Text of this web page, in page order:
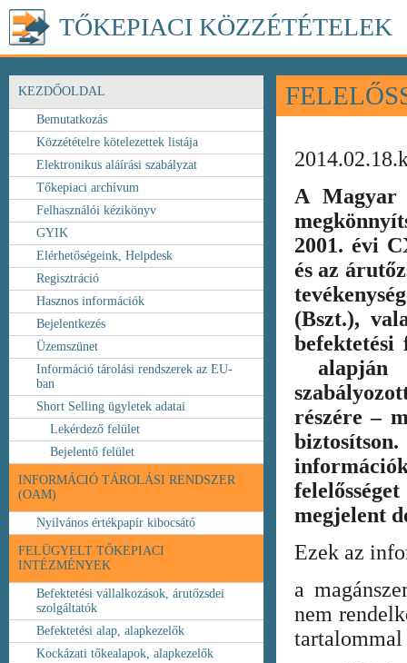
TŐKEPIACI KÖZZÉTÉTELEK
KEZDŐOLDAL
Bemutatkozás
Közzétételre kötelezettek listája
Elektronikus aláírási szabályzat
Tőkepiaci archívum
Felhasználói kézikönyv
GYIK
Elérhetőségeink, Helpdesk
Regisztráció
Hasznos információk
Bejelentkezés
Üzemszünet
Információ tárolási rendszerek az EU-
ban
Short Selling ügyletek adatai
Lekérdező felület
Bejelentő felület
INFORMÁCIÓ TÁROLÁSI RENDSZER
(OAM)
Nyilvános értékpapír kibocsátó
FELÜGYELT TŐKEPIACI
INTÉZMÉNYEK
Befektetési vállalkozások, árutőzsdei
szolgáltatók
Befektetési alap, alapkezelők
Kockázati tőkealapok, alapkezelők
A Magyar
2001. évi
és az
(Bszt.),
alapján
részére –
megjelent
Ezek az
a
nem